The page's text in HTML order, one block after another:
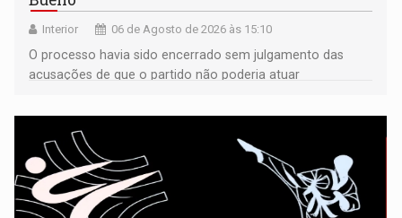
Interior 06 de Agosto de 2026 às 15:10
O processo havia sido encerrado sem julgamento das
acusações de que o partido não poderia atuar